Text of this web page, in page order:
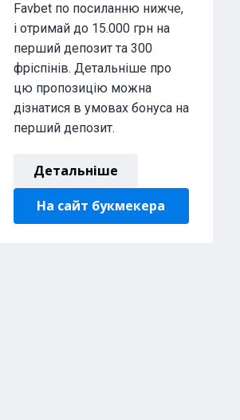
Favbet по посиланню нижче,
і отримай до 15.000 грн на
перший депозит та 300
фріспінів. Детальніше про
цю пропозицію можна
дізнатися в умовах бонуса на
перший депозит.
Детальніше
На сайт букмекера